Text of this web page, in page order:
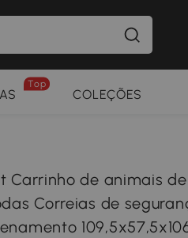
Top
COLEÇÕES
Carrinho de animais
Correias de